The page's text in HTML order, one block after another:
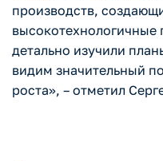
производств,
детально изучили
видим значительный
роста», – отметил